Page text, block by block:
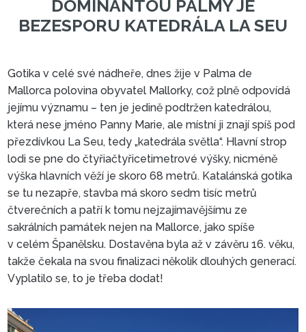
DOMINANTOU PALMY JE
BEZESPORU KATEDRÁLA LA
Gotika v celé své nádheře, dnes žije v Palma de
Mallorca polovina obyvatel Mallorky, což plně odpovídá
jejímu významu – ten je jedině podtržen katedrálou,
která nese jméno Panny Marie, ale místní ji znají spíš pod
přezdívkou La Seu, tedy „katedrála světla“. Hlavní strop
lodi se pne do čtyřiačtyřicetimetrové výšky, nicméně
výška hlavních věží je skoro 68 metrů. Katalánská gotika
se tu nezapře, stavba má skoro sedm tisíc metrů
čtverečních a patří k tomu nejzajímavějšímu ze
sakrálních památek nejen na Mallorce, jako spíše
v celém Španělsku. Dostavěna byla až v závěru 16. věku,
takže čekala na svou finalizaci několik dlouhých generací.
Vyplatilo se, to je třeba dodat!